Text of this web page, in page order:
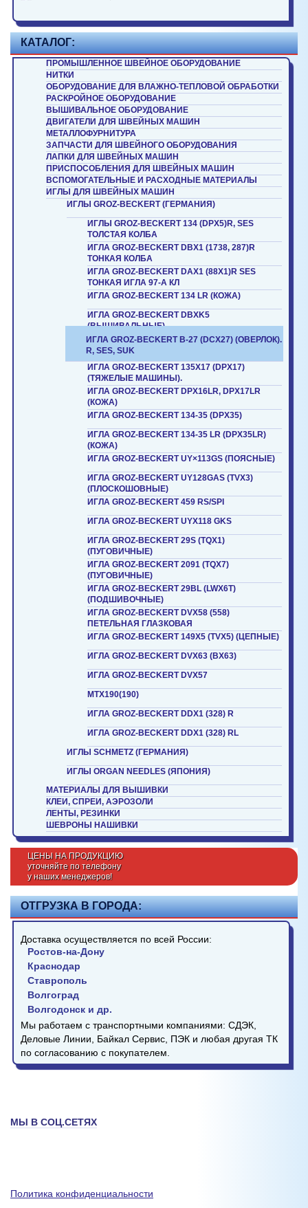
КАТАЛОГ:
ПРОМЫШЛЕННОЕ ШВЕЙНОЕ ОБОРУДОВАНИЕ
НИТКИ
ОБОРУДОВАНИЕ ДЛЯ ВЛАЖНО-ТЕПЛОВОЙ ОБРАБОТКИ
РАСКРОЙНОЕ ОБОРУДОВАНИЕ
ВЫШИВАЛЬНОЕ ОБОРУДОВАНИЕ
ДВИГАТЕЛИ ДЛЯ ШВЕЙНЫХ МАШИН
МЕТАЛЛОФУРНИТУРА
ЗАПЧАСТИ ДЛЯ ШВЕЙНОГО ОБОРУДОВАНИЯ
ЛАПКИ ДЛЯ ШВЕЙНЫХ МАШИН
ПРИСПОСОБЛЕНИЯ ДЛЯ ШВЕЙНЫХ МАШИН
ВСПОМОГАТЕЛЬНЫЕ И РАСХОДНЫЕ МАТЕРИАЛЫ
ИГЛЫ ДЛЯ ШВЕЙНЫХ МАШИН
ИГЛЫ GROZ-BECKERT (ГЕРМАНИЯ)
ИГЛЫ GROZ-BECKERT 134 (DPX5)R, SES
ТОЛСТАЯ КОЛБА
ИГЛА GROZ-BECKERT DBX1 (1738, 287)R
ТОНКАЯ КОЛБА
ИГЛА GROZ-BECKERT DAX1 (88X1)R SES
ТОНКАЯ ИГЛА 97-A КЛ
ИГЛА GROZ-BECKERT 134 LR (КОЖА)
ИГЛА GROZ-BECKERT DBXK5
(ВЫШИВАЛЬНЫЕ)
ИГЛА GROZ-BECKERT B-27 (DCX27) (ОВЕРЛОК).
R, SES, SUK
ИГЛА GROZ-BECKERT 135X17 (DPX17)
(ТЯЖЕЛЫЕ МАШИНЫ).
ИГЛА GROZ-BECKERT DPX16LR, DPX17LR
(КОЖА)
ИГЛА GROZ-BECKERT 134-35 (DPX35)
ИГЛА GROZ-BECKERT 134-35 LR (DPX35LR)
(КОЖА)
ИГЛА GROZ-BECKERT UY×113GS (ПОЯСНЫЕ)
ИГЛА GROZ-BECKERT UY128GAS (TVX3)
(ПЛОСКОШОВНЫЕ)
ИГЛА GROZ-BECKERT 459 RS/SPI
ИГЛА GROZ-BECKERT UYX118 GKS
ИГЛА GROZ-BECKERT 29S (TQX1)
(ПУГОВИЧНЫЕ)
ИГЛА GROZ-BECKERT 2091 (TQX7)
(ПУГОВИЧНЫЕ)
ИГЛА GROZ-BECKERT 29BL (LWX6T)
(ПОДШИВОЧНЫЕ)
ИГЛА GROZ-BECKERT DVX58 (558)
ПЕТЕЛЬНАЯ ГЛАЗКОВАЯ
ИГЛА GROZ-BECKERT 149X5 (TVX5) (ЦЕПНЫЕ)
ИГЛА GROZ-BECKERT DVX63 (BX63)
ИГЛА GROZ-BECKERT DVX57
MTX190(190)
ИГЛА GROZ-BECKERT DDX1 (328) R
ИГЛА GROZ-BECKERT DDX1 (328) RL
ИГЛЫ SCHMETZ (ГЕРМАНИЯ)
ИГЛЫ ORGAN NEEDLES (ЯПОНИЯ)
МАТЕРИАЛЫ ДЛЯ ВЫШИВКИ
КЛЕИ, СПРЕИ, АЭРОЗОЛИ
ЛЕНТЫ, РЕЗИНКИ
ШЕВРОНЫ НАШИВКИ
ЦЕНЫ НА ПРОДУКЦИЮ
уточняйте по телефону
у наших менеджеров!
ОТГРУЗКА В ГОРОДА:
Доставка осуществляется по всей России:
Ростов-на-Дону
Краснодар
Ставрополь
Волгоград
Волгодонск и др.
Мы работаем с транспортными компаниями: СДЭК,
Деловые Линии, Байкал Сервис, ПЭК и любая другая ТК
по согласованию с покупателем.
МЫ В СОЦ.СЕТЯХ
Политика конфиденциальности